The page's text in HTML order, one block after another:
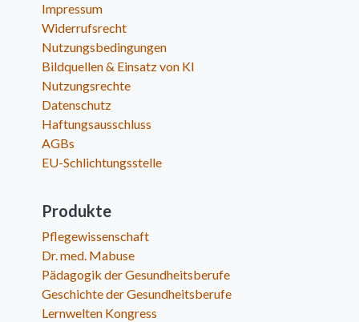
Impressum
Widerrufsrecht
Nutzungsbedingungen
Bildquellen & Einsatz von KI
Nutzungsrechte
Datenschutz
Haftungsausschluss
AGBs
EU-Schlichtungsstelle
Produkte
Pflegewissenschaft
Dr. med. Mabuse
Pädagogik der Gesundheitsberufe
Geschichte der Gesundheitsberufe
Lernwelten Kongress